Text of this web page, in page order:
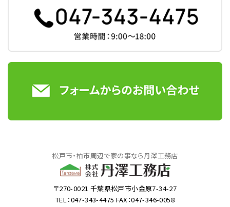
松戸市・柏市周辺で家の事なら丹澤工務店
〒270-0021 千葉県松戸市小金原7-34-27
TEL：047-343-4475 FAX：047-346-0058